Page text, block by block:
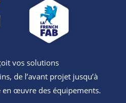
vos solutions
de l’avant projet jusqu’à
en œuvre des équipements.